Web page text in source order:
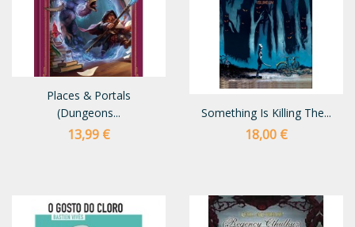
Places & Portals
(Dungeons...
Preço
13,99 €
Something Is Killing The...
Preço
18,00 €